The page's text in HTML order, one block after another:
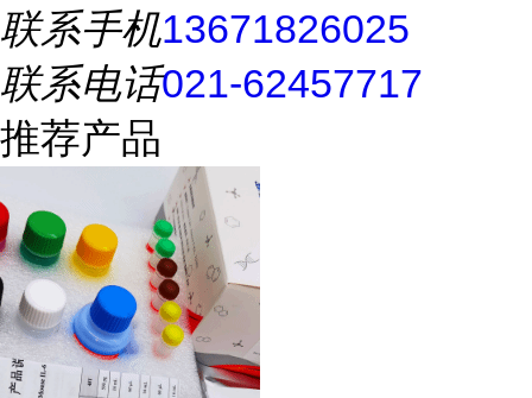
联系手机13671826025
联系电话021-62457717
推荐产品